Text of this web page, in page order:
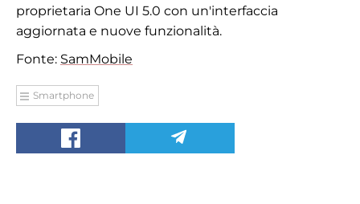
proprietaria One UI 5.0 con un'interfaccia
aggiornata e nuove funzionalità.
Fonte: SamMobile
Smartphone